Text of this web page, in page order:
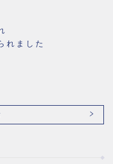
れました